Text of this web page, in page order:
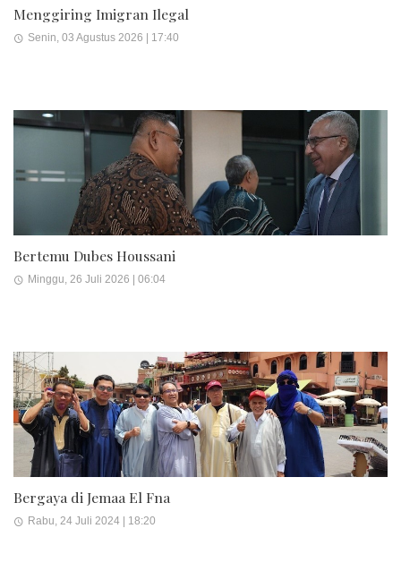
Menggiring Imigran Ilegal
Senin, 03 Agustus 2026 | 17:40
Bertemu Dubes Houssani
Minggu, 26 Juli 2026 | 06:04
Bergaya di Jemaa El Fna
Rabu, 24 Juli 2024 | 18:20